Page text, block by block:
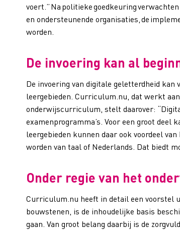
voert.” Na politieke goedkeuring
en ondersteunende organisaties, de
worden.
De invoering kan al
De invoering van digitale geletterdheid kan
leergebieden. Curriculum.nu , dat werkt
onderwijscurriculum, stelt daarover:
examenprogramma’s. Voor een groot deel
leergebieden kunnen daar ook voordeel
worden van taal of Nederlands. Dat biedt
Onder regie van het
Curriculum.nu heeft in detail een voorstel
bouwstenen, is de inhoudelijke basis
gaan. Van groot belang daarbij is de